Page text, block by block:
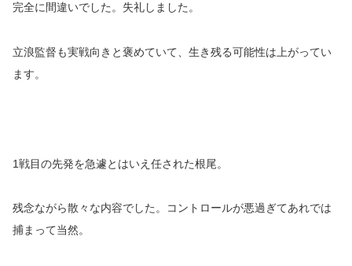
完全に間違いでした。失礼しました。
立浪監督も実戦向きと褒めていて、生き残る可能性は上がってい
ます。
1戦目の先発を急遽とはいえ任された根尾。
残念ながら散々な内容でした。コントロールが悪過ぎてあれでは
捕まって当然。